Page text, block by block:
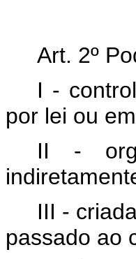
Art. 2º
I -
por lei ou
II -
III -
passado ao